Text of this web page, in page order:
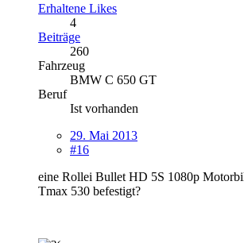
Erhaltene Likes
4
Beiträge
260
Fahrzeug
BMW C 650 GT
Beruf
Ist vorhanden
29. Mai 2013
#16
eine Rollei Bullet HD 5S 1080p
Tmax 530 befestigt?